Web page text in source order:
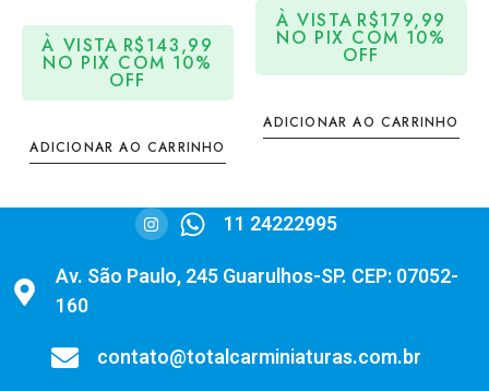
À VISTA R$143,99
NO PIX COM 10%
OFF
ADICIONAR AO CARRINHO
À VISTA R$179,99
NO PIX COM 10%
OFF
ADICIONAR AO CARRINHO
11 24222995
Av. São Paulo, 245 Guarulhos-SP. CEP: 07052-
160
contato@totalcarminiaturas.com.br